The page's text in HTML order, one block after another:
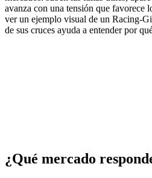
avanza con una tensión que favorece
ver un ejemplo visual de un Racing-
de sus cruces ayuda a entender por
¿Qué mercado